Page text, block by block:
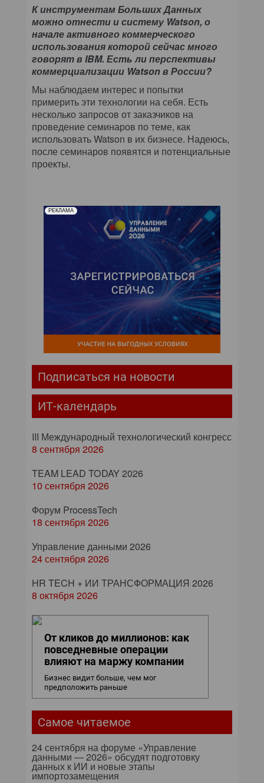
К инструментам Больших Данных
можно отнести и систему Watson, о
начале активного коммерческого
использования которой сейчас много
говорят в IBM. Есть ли перспективы
коммерциализации Watson в России?
Мы наблюдаем интерес и попытки
примерить эти технологии на себя. Есть
несколько запросов от заказчиков на
проведение семинаров по теме, как
использовать Watson в их бизнесе. Надеюсь,
после семинаров появятся и потенциальные
проекты.
РЕКЛАМА
Подписаться на новости
ИТ-календарь
III Международный технологический конгресс
8 сентября 2026
TEAM LEAD TODAY 2026
10 сентября 2026
Форум ProcessTech
18 сентября 2026
Управление данными 2026
24 сентября 2026
HR TECH + ИИ ТРАНСФОРМАЦИЯ 2026
8 октября 2026
От кликов до миллионов: как
повседневные операции
влияют на маржу компании
Бизнес видит больше, чем мог
предположить раньше
Самое читаемое
24 сентября на форуме «Управление
данными — 2026» обсудят подготовку
данных к ИИ и новые этапы
импортозамещения